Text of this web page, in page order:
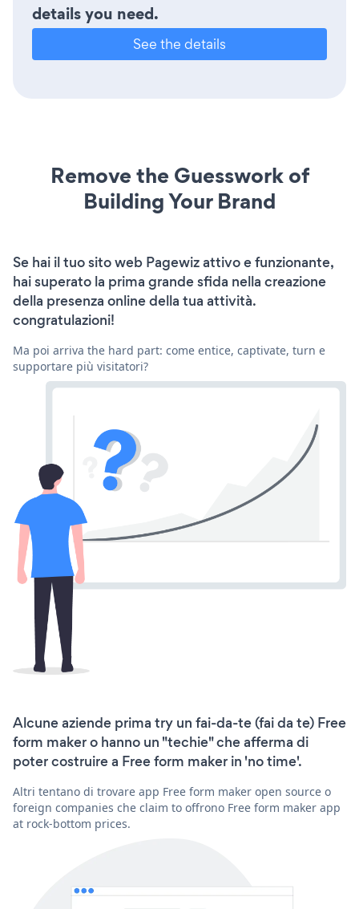
details you need.
See the details
Remove the Guesswork of
Building Your Brand
Se hai il tuo sito web Pagewiz attivo e funzionante,
hai superato la prima grande sfida nella creazione
della presenza online della tua attività.
congratulazioni!
Ma poi arriva the hard part: come entice, captivate, turn e
supportare più visitatori?
Alcune aziende prima try un fai-da-te (fai da te) Free
form maker o hanno un "techie" che afferma di
poter costruire a Free form maker in 'no time'.
Altri tentano di trovare app Free form maker open source o
foreign companies che claim to offrono Free form maker app
at rock-bottom prices.